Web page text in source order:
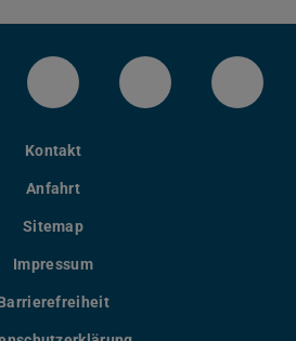
der TU Darmstadt
Kanal der TU
Bluesky-Kanal der TU
Facebook-
Kontakt
Anfahrt
Sitemap
Impressum